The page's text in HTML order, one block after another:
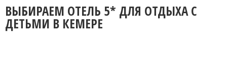
ВЫБИРАЕМ ОТЕЛЬ 5* ДЛЯ ОТДЫХА С
ДЕТЬМИ В КЕМЕРЕ